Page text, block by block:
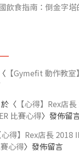
飲食指南：倒金字
【Gymefit 動作教
〈 【心得】Rex店
比賽心得〉發佈留
心得】Rex店長 2018
心得〉發佈留言